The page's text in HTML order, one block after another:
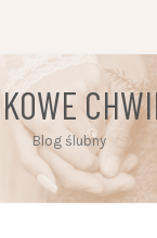
Blog ślubny